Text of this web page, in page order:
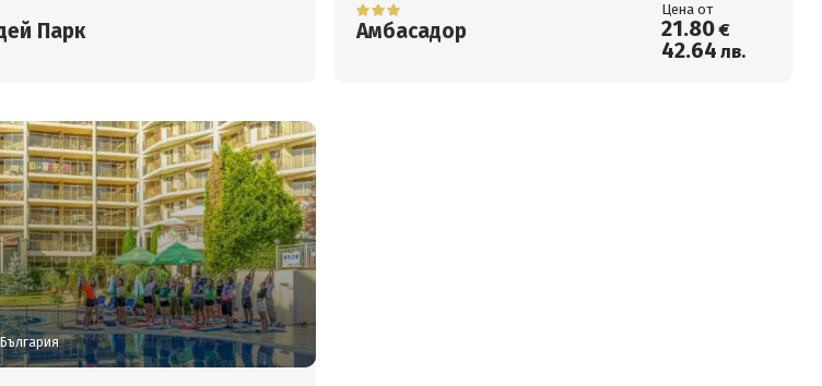
Парк Амбасадор
Цена от
21.80€
42.64лв.